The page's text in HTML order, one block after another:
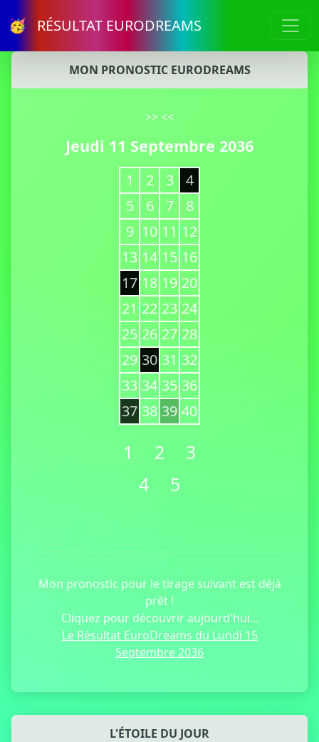
🥳 RÉSULTAT EURODREAMS
MON PRONOSTIC EURODREAMS
>> <<
Jeudi 11 Septembre 2036
1 2 3
4
5
6 7
8
9 10 11 12
13 14 15 16
17 18 19 20
21 22 23 24
25 26 27 28
29 30 31 32
33 34 35 36
37 38 39 40
1 2
3
4
5
Mon pronostic pour le tirage suivant est déjà
prêt !
Cliquez pour découvrir aujourd'hui...
Le Résultat EuroDreams du Lundi 15
Septembre 2036
L'ÉTOILE DU JOUR